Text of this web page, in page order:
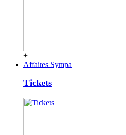
+
Affaires Sympa
Tickets